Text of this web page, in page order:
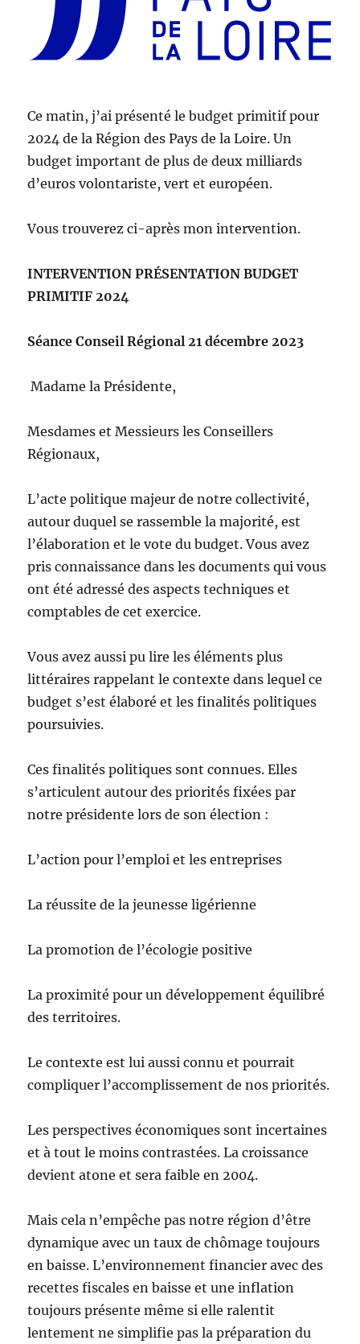
Ce matin, j’ai présenté le budget primitif pour
2024 de la Région des Pays de la Loire. Un
budget important de plus de deux milliards
d’euros volontariste, vert et européen.
Vous trouverez ci-après mon intervention.
INTERVENTION PRÉSENTATION BUDGET
PRIMITIF 2024
Séance Conseil Régional 21 décembre 2023
Madame la Présidente,
Mesdames et Messieurs les Conseillers
Régionaux,
L’acte politique majeur de notre collectivité,
autour duquel se rassemble la majorité, est
l’élaboration et le vote du budget. Vous avez
pris connaissance dans les documents qui vous
ont été adressé des aspects techniques et
comptables de cet exercice.
Vous avez aussi pu lire les éléments plus
littéraires rappelant le contexte dans lequel ce
budget s’est élaboré et les finalités politiques
poursuivies.
Ces finalités politiques sont connues. Elles
s’articulent autour des priorités fixées par
notre présidente lors de son élection :
L’action pour l’emploi et les entreprises
La réussite de la jeunesse ligérienne
La promotion de l’écologie positive
La proximité pour un développement équilibré
des territoires.
Le contexte est lui aussi connu et pourrait
compliquer l’accomplissement de nos priorités.
Les perspectives économiques sont incertaines
et à tout le moins contrastées. La croissance
devient atone et sera faible en 2004.
Mais cela n’empêche pas notre région d’être
dynamique avec un taux de chômage toujours
en baisse. L’environnement financier avec des
recettes fiscales en baisse et une inflation
toujours présente même si elle ralentit
lentement ne simplifie pas la préparation du